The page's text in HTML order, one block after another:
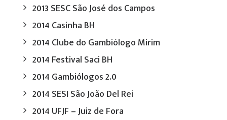
2013 SESC São José dos Campos
2014 Casinha BH
2014 Clube do Gambiólogo Mirim
2014 Festival Saci BH
2014 Gambiólogos 2.0
2014 SESI São João Del Rei
2014 UFJF – Juiz de Fora